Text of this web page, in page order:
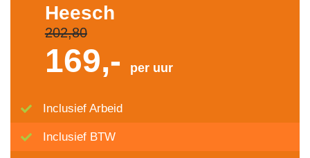
Heesch
202,80
169,- per uur
Inclusief Arbeid
Inclusief BTW